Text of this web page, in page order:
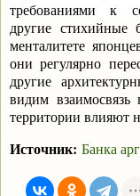
требованиями к
другие стихийные
менталитете
они регулярно
другие
видим
территории влияют
Источник: Банка